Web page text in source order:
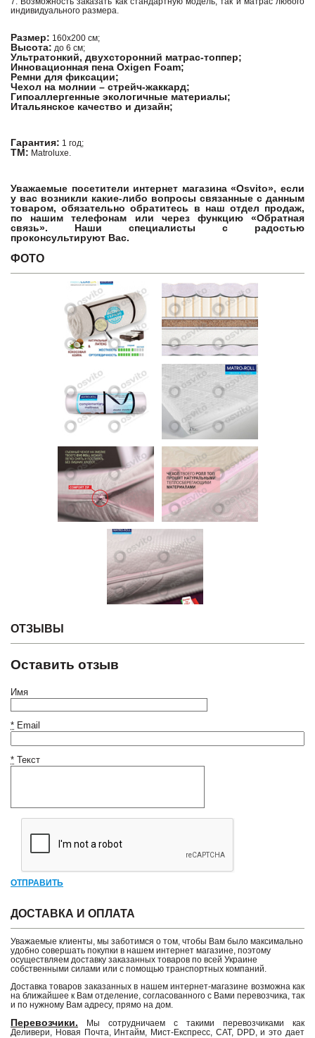
индивидуального размера.
Размер: 160х200 см;
Высота: до 6 см;
Ультратонкий, двухсторонний матрас-топпер;
Инновационная пена Oxigen Foam;
Ремни для фиксации;
Чехол на молнии – стрейч-жаккард;
Гипоаллергенные экологичные материалы;
Итальянское качество и дизайн;
Гарантия: 1 год;
ТМ: Matroluxe.
Уважаемые посетители интернет магазина «Osvito», если
у вас возникли какие-либо вопросы связанные с данным
товаром, обязательно обратитесь в наш отдел продаж,
по нашим телефонам или через функцию «Обратная
связь». Наши специалисты с радостью
проконсультируют Вас.
ФОТО
ОТЗЫВЫ
Оставить отзыв
Имя
* Email
* Текст
ОТПРАВИТЬ
ДОСТАВКА И ОПЛАТА
Уважаемые клиенты, мы заботимся о том, чтобы Вам было максимально
удобно совершать покупки в нашем интернет магазине, поэтому
осуществляем доставку заказанных товаров по всей Украине
собственными силами или с помощью транспортных компаний.
Доставка товаров заказанных в нашем интернет-магазине возможна как
на ближайшее к Вам отделение, согласованного с Вами перевозчика, так
и по нужному Вам адресу, прямо на дом.
Перевозчики. Мы сотрудничаем с такими перевозчиками как
Деливери, Новая Почта, Интайм, Мист-Експресс, САТ, DPD, и это дает